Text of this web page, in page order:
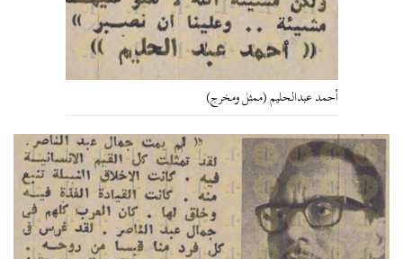
أحمد عبدالحليم (ممثل ومخرج)